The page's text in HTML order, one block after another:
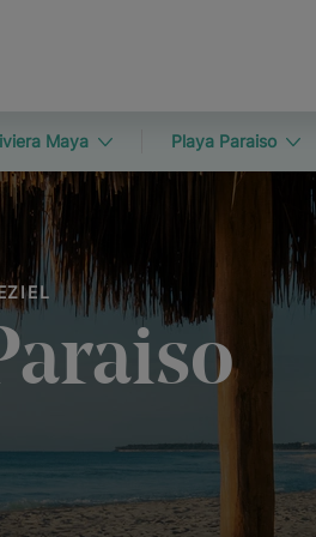
Maya Playa Paraiso